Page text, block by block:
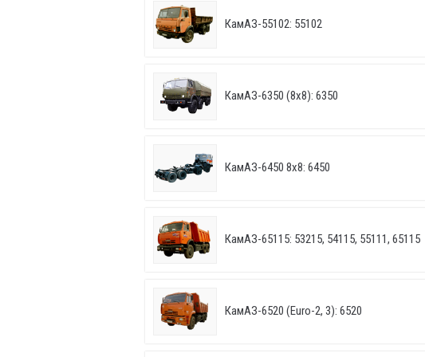
КамАЗ-55102: 55102
КамАЗ-6350 (8х8): 6350
КамАЗ-6450 8х8: 6450
КамАЗ-65115: 53215, 54115, 55111, 65115
КамАЗ-6520 (Euro-2, 3): 6520